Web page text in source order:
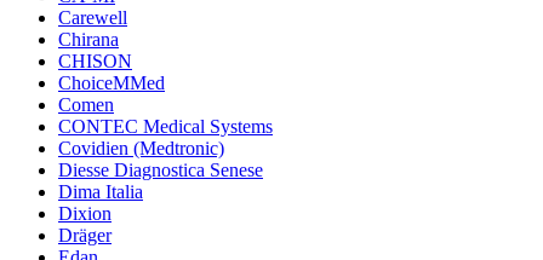
Carewell
Chirana
CHISON
ChoiceMMed
Comen
CONTEC Medical Systems
Covidien (Medtronic)
Diesse Diagnostica Senese
Dima Italia
Dixion
Dräger